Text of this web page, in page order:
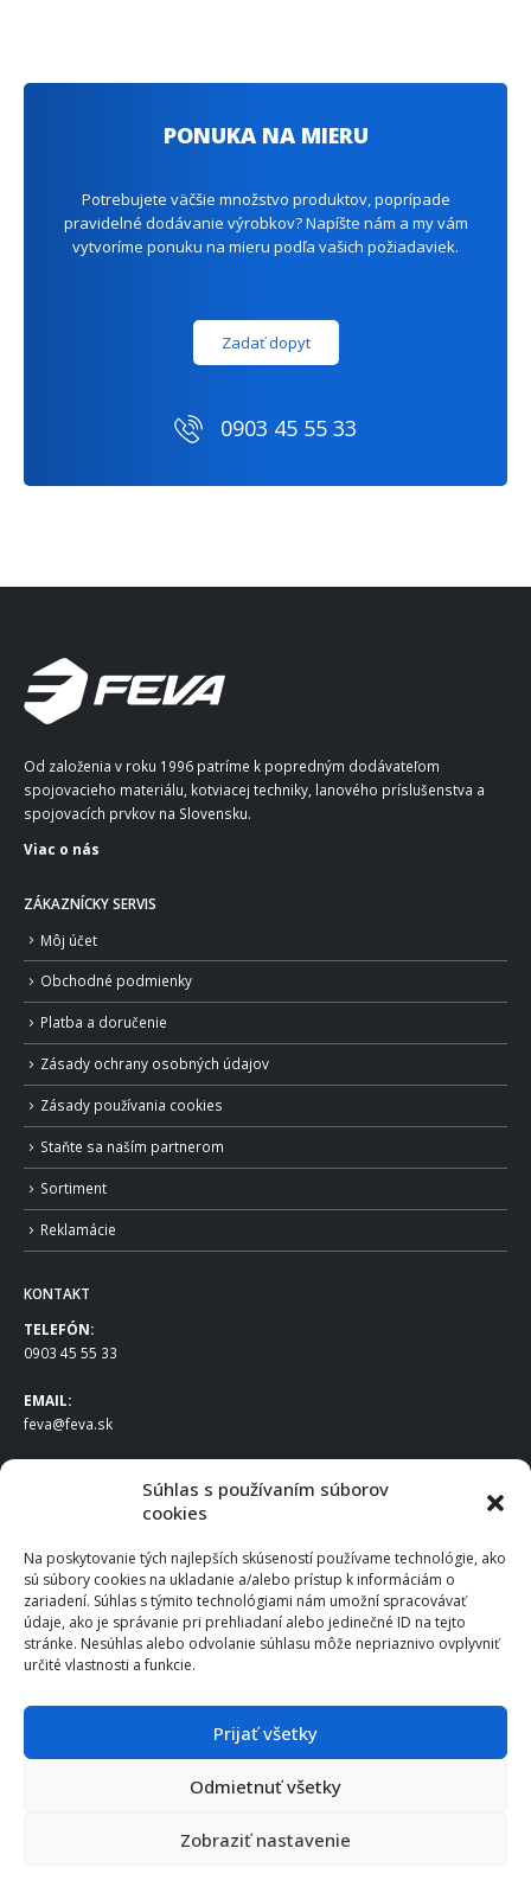
Súhlas s používaním súborov
cookies
Na poskytovanie tých najlepších skúseností používame technológie, ako
sú súbory cookies na ukladanie a/alebo prístup k informáciám o
zariadení. Súhlas s týmito technológiami nám umožní spracovávať
údaje, ako je správanie pri prehliadaní alebo jedinečné ID na tejto
stránke. Nesúhlas alebo odvolanie súhlasu môže nepriaznivo ovplyvniť
určité vlastnosti a funkcie.
Prijať všetky
Odmietnuť všetky
Zobraziť nastavenie
PONUKA NA MIERU
Potrebujete väčšie množstvo produktov, poprípade
pravidelné dodávanie výrobkov? Napíšte nám a my vám
vytvoríme ponuku na mieru podľa vašich požiadaviek.
Zadať dopyt
0903 45 55 33
Od založenia v roku 1996 patríme k popredným dodávateľom
spojovacieho materiálu, kotviacej techniky, lanového príslušenstva a
spojovacích prvkov na Slovensku.
Viac o nás
ZÁKAZNÍCKY SERVIS
Môj účet
Obchodné podmienky
Platba a doručenie
Zásady ochrany osobných údajov
Zásady používania cookies
Staňte sa naším partnerom
Sortiment
Reklamácie
KONTAKT
TELEFÓN:
0903 45 55 33
EMAIL:
feva@feva.sk
FEVA Slovakia SK s.r.o.
831 04 Bratislava
IČO: 50922688
DIČ: 2120539388
IČ DPH: SK2120539388
Po – Pia: 8:00 – 16:30